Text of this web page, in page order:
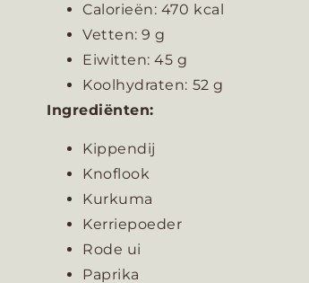
Calorieën: 470 kcal
Vetten: 9 g
Eiwitten: 45 g
Koolhydraten: 52 g
Ingrediënten:
Kippendij
Knoflook
Kurkuma
Kerriepoeder
Rode ui
Paprika